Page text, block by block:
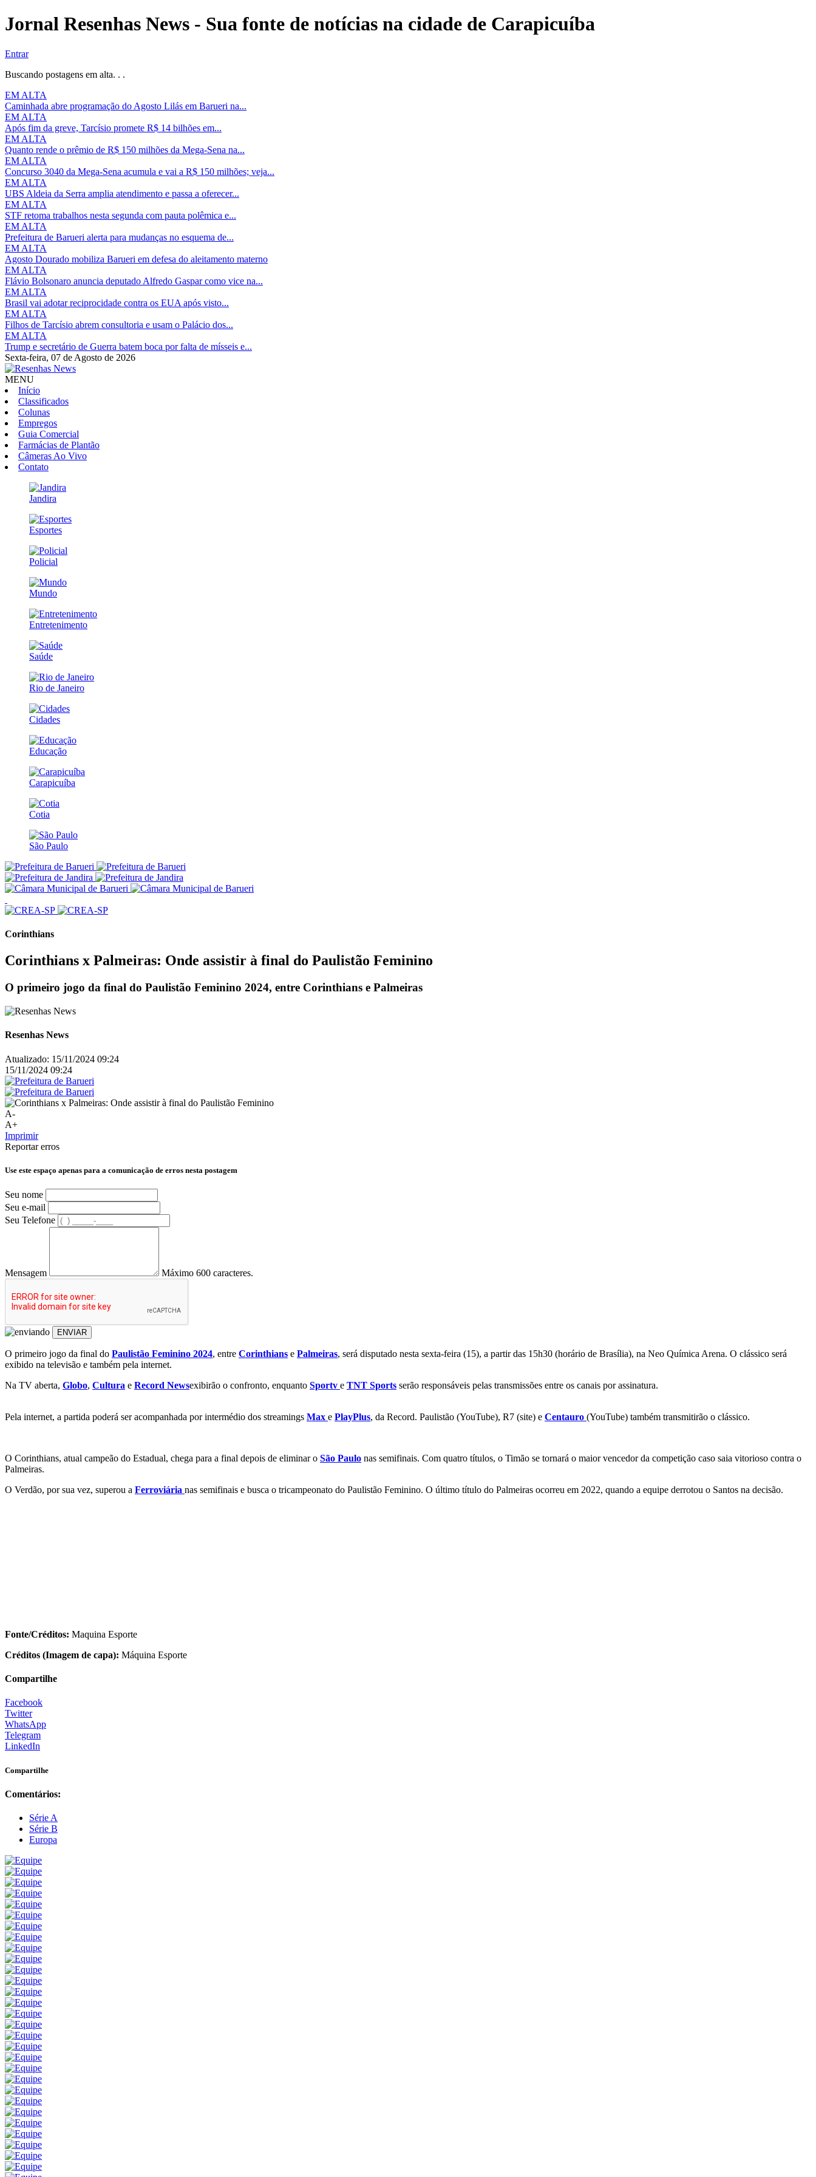
Jornal Resenhas News - Sua fonte de notícias na cidade de Carapicuíba
Entrar
Buscando postagens em alta. . .
EM ALTA
Caminhada abre programação do Agosto Lilás em Barueri na...
EM ALTA
Após fim da greve, Tarcísio promete R$ 14 bilhões em...
EM ALTA
Quanto rende o prêmio de R$ 150 milhões da Mega-Sena na...
EM ALTA
Concurso 3040 da Mega-Sena acumula e vai a R$ 150 milhões; veja...
EM ALTA
UBS Aldeia da Serra amplia atendimento e passa a oferecer...
EM ALTA
STF retoma trabalhos nesta segunda com pauta polêmica e...
EM ALTA
Prefeitura de Barueri alerta para mudanças no esquema de...
EM ALTA
Agosto Dourado mobiliza Barueri em defesa do aleitamento materno
EM ALTA
Flávio Bolsonaro anuncia deputado Alfredo Gaspar como vice na...
EM ALTA
Brasil vai adotar reciprocidade contra os EUA após visto...
EM ALTA
Filhos de Tarcísio abrem consultoria e usam o Palácio dos...
EM ALTA
Trump e secretário de Guerra batem boca por falta de mísseis e...
Sexta-feira, 07 de Agosto de 2026
MENU
Início
Classificados
Colunas
Empregos
Guia Comercial
Farmácias de Plantão
Câmeras Ao Vivo
Contato
Jandira
Esportes
Policial
Mundo
Entretenimento
Saúde
Rio de Janeiro
Cidades
Educação
Carapicuíba
Cotia
São Paulo
Corinthians
Corinthians x Palmeiras: Onde assistir à final do Paulistão Feminino
O primeiro jogo da final do Paulistão Feminino 2024, entre Corinthians e Palmeiras
Resenhas News
Atualizado: 15/11/2024 09:24
15/11/2024 09:24
A-
A+
Imprimir
Reportar erros
Use este espaço apenas para a comunicação de erros nesta postagem
Seu nome
Seu e-mail
Seu Telefone
Mensagem Máximo 600 caracteres.
ENVIAR
O primeiro jogo da final do Paulistão Feminino 2024, entre Corinthians e Palmeiras, será disputado nesta sexta-feira (15), a partir das 15h30 (horário de Brasília), na Neo Química Arena. O clássico será
exibido na televisão e também pela internet.
Na TV aberta, Globo, Cultura e Record Newsexibirão o confronto, enquanto Sportv e TNT Sports serão responsáveis pelas transmissões entre os canais por assinatura.
Pela internet, a partida poderá ser acompanhada por intermédio dos streamings Max e PlayPlus, da Record. Paulistão (YouTube), R7 (site) e Centauro (YouTube) também transmitirão o clássico.
O Corinthians, atual campeão do Estadual, chega para a final depois de eliminar o São Paulo nas semifinais. Com quatro títulos, o Timão se tornará o maior vencedor da competição caso saia vitorioso contra o
Palmeiras.
O Verdão, por sua vez, superou a Ferroviária nas semifinais e busca o tricampeonato do Paulistão Feminino. O último título do Palmeiras ocorreu em 2022, quando a equipe derrotou o Santos na decisão.
Fonte/Créditos: Maquina Esporte
Créditos (Imagem de capa): Máquina Esporte
Compartilhe
Facebook
Twitter
WhatsApp
Telegram
LinkedIn
Compartilhe
Comentários:
Série A
Série B
Europa